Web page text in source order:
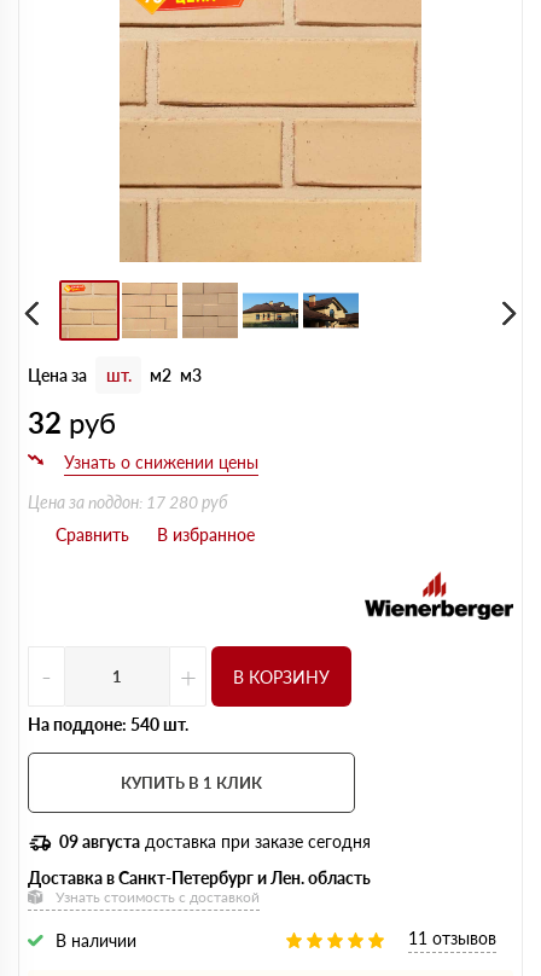
Цена за шт. м2 м3
32 руб
Цена за поддон: 17 280 руб
- + В КОРЗИНУ
На поддоне: 540 шт.
КУПИТЬ В 1 КЛИК
09 августа доставка при заказе сегодня
Доставка в Санкт-Петербург и Лен. область
Узнать стоимость с доставкой
В наличии 11 отзывов